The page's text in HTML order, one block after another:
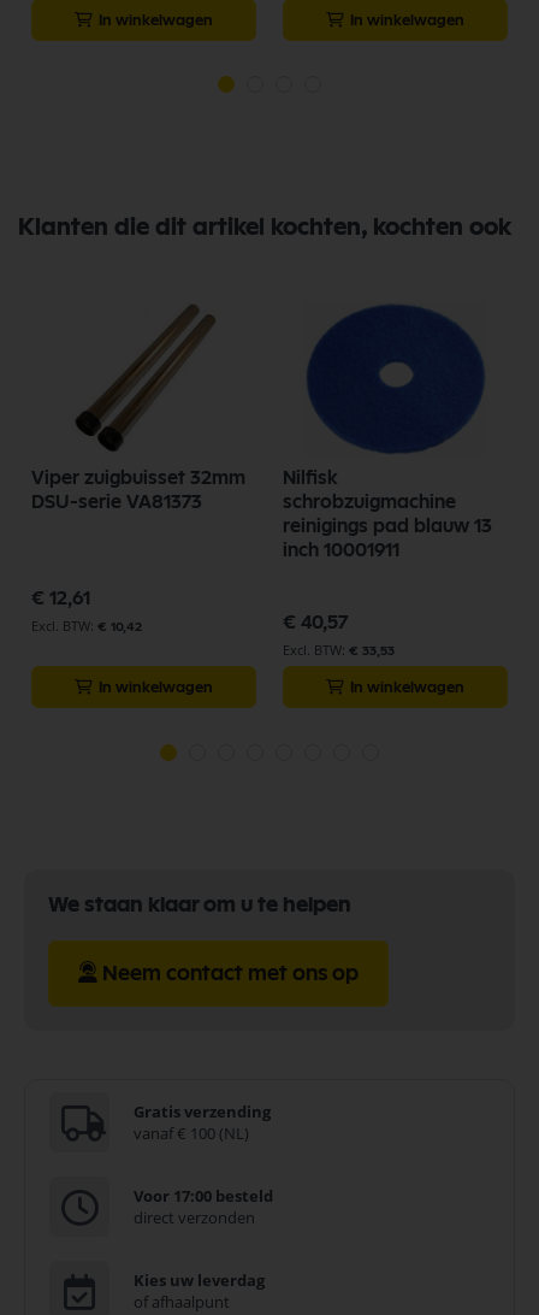
In winkelwagen In winkelwagen
Klanten die dit artikel kochten, kochten ook
Viper zuigbuisset 32mm
DSU-serie VA81373
€ 12,61
€ 10,42
In winkelwagen
Nilfisk
schrobzuigmachine
reinigings pad blauw 13
inch 10001911
€ 40,57
€ 33,53
In winkelwagen
We staan klaar om u te helpen
Neem contact met ons op
Gratis verzending
vanaf € 100 (NL)
Voor 17:00 besteld
direct verzonden
Kies uw leverdag
of afhaalpunt